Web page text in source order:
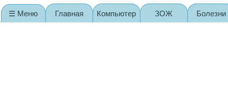
☰ Меню Главная Компьютер ЗОЖ Болезни